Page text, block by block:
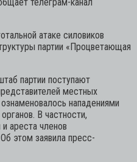
атаке силовиков
партии «Процветающая
партии поступают
местных
нападениями
В частности,
ареста членов
этом заявила пресс-